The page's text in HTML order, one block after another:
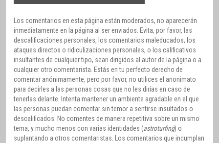
Los comentarios en esta página están moderados, no aparecerán
inmediatamente en la página al ser enviados. Evita, por favor, las
descalificaciones personales, los comentarios maleducados, los
ataques directos o ridiculizaciones personales, o los calificativos
insultantes de cualquier tipo, sean dirigidos al autor de la página o a
cualquier otro comentarista. Estás en tu perfecto derecho de
comentar anónimamente, pero por favor, no utilices el anonimato
para decirles a las personas cosas que no les dirías en caso de
tenerlas delante. Intenta mantener un ambiente agradable en el que
las personas puedan comentar sin temor a sentirse insultados o
descalificados. No comentes de manera repetitiva sobre un mismo
tema, y mucho menos con varias identidades (astroturfing) o
suplantando a otros comentaristas. Los comentarios que incumplan